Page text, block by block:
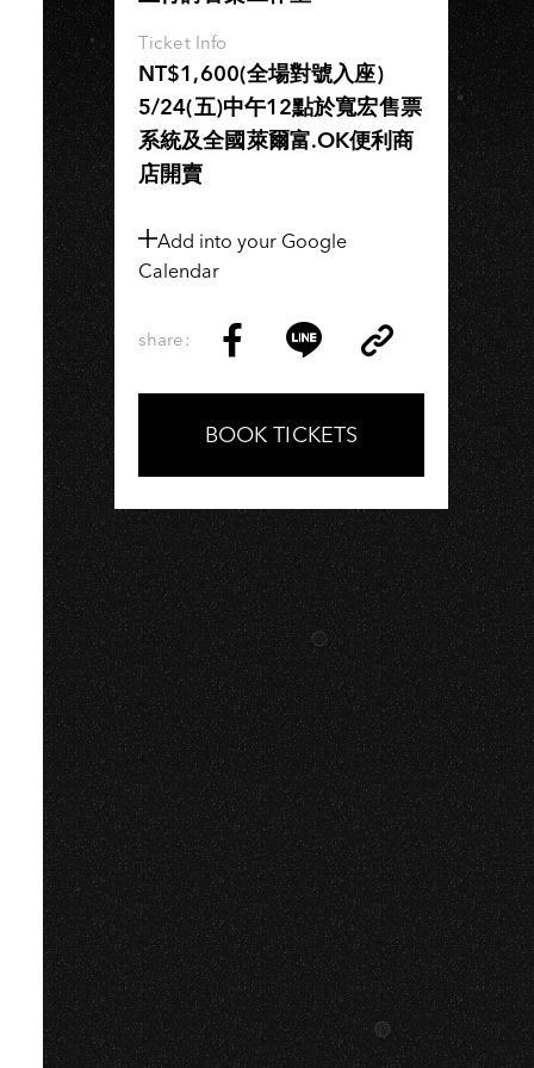
Ticket Info
NT$1,600(全場對號入座)
5/24(五)中午12點於寬宏售票
系統及全國萊爾富.OK便利商
店開賣
Add into your Google
Calendar
share:
on
Facebook
on
LINE
Link
Copy
BOOK TICKETS